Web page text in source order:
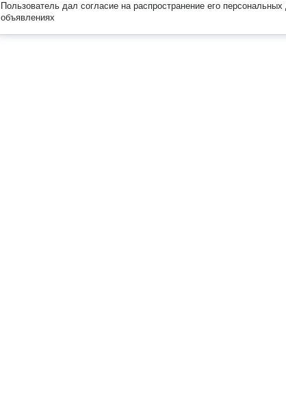
Пользователь дал согласие на распространение его
объявлениях